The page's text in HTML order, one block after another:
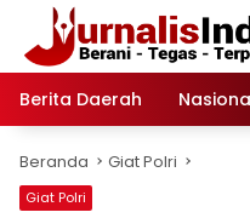
Langsung
konten
Berita Daerah
Beranda Giat Polri
Giat Polri